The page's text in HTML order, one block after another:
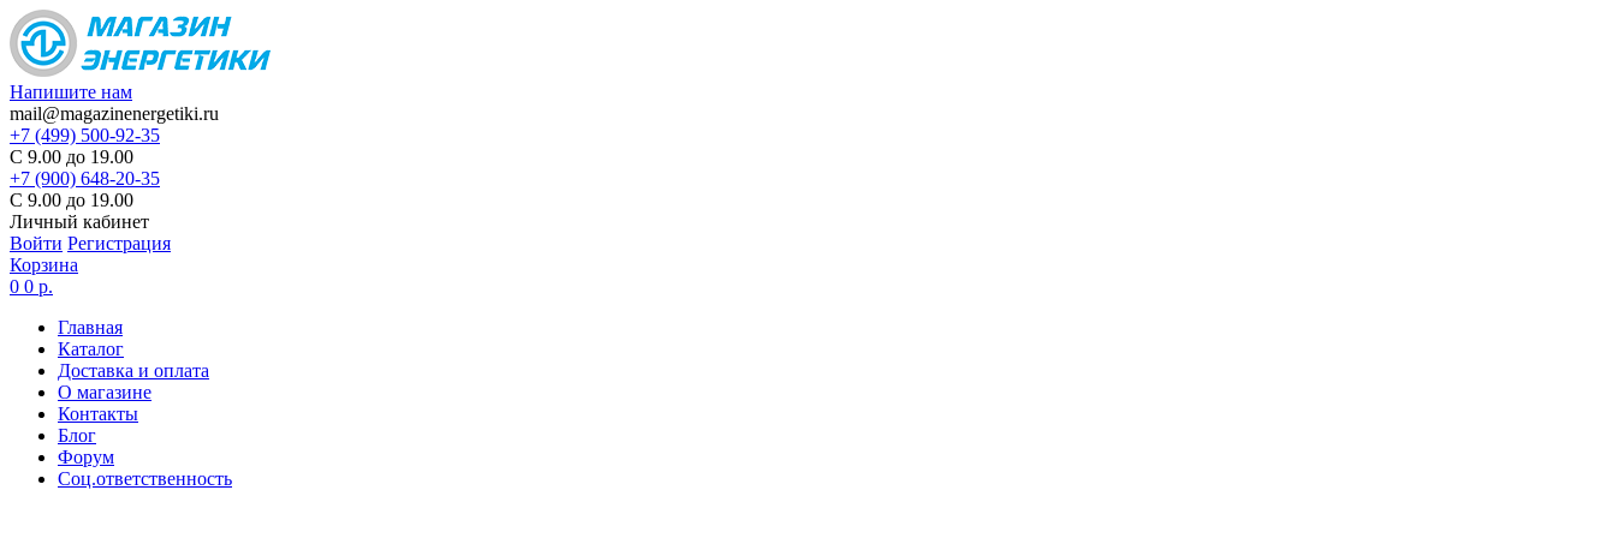
Напишите нам
mail@magazinenergetiki.ru
+7 (499) 500-92-35
С 9.00 до 19.00
+7 (900) 648-20-35
С 9.00 до 19.00
Личный кабинет
Войти Регистрация
Корзина
0 0 р.
Главная
Каталог
Доставка и оплата
О магазине
Контакты
Блог
Форум
Соц.ответственность